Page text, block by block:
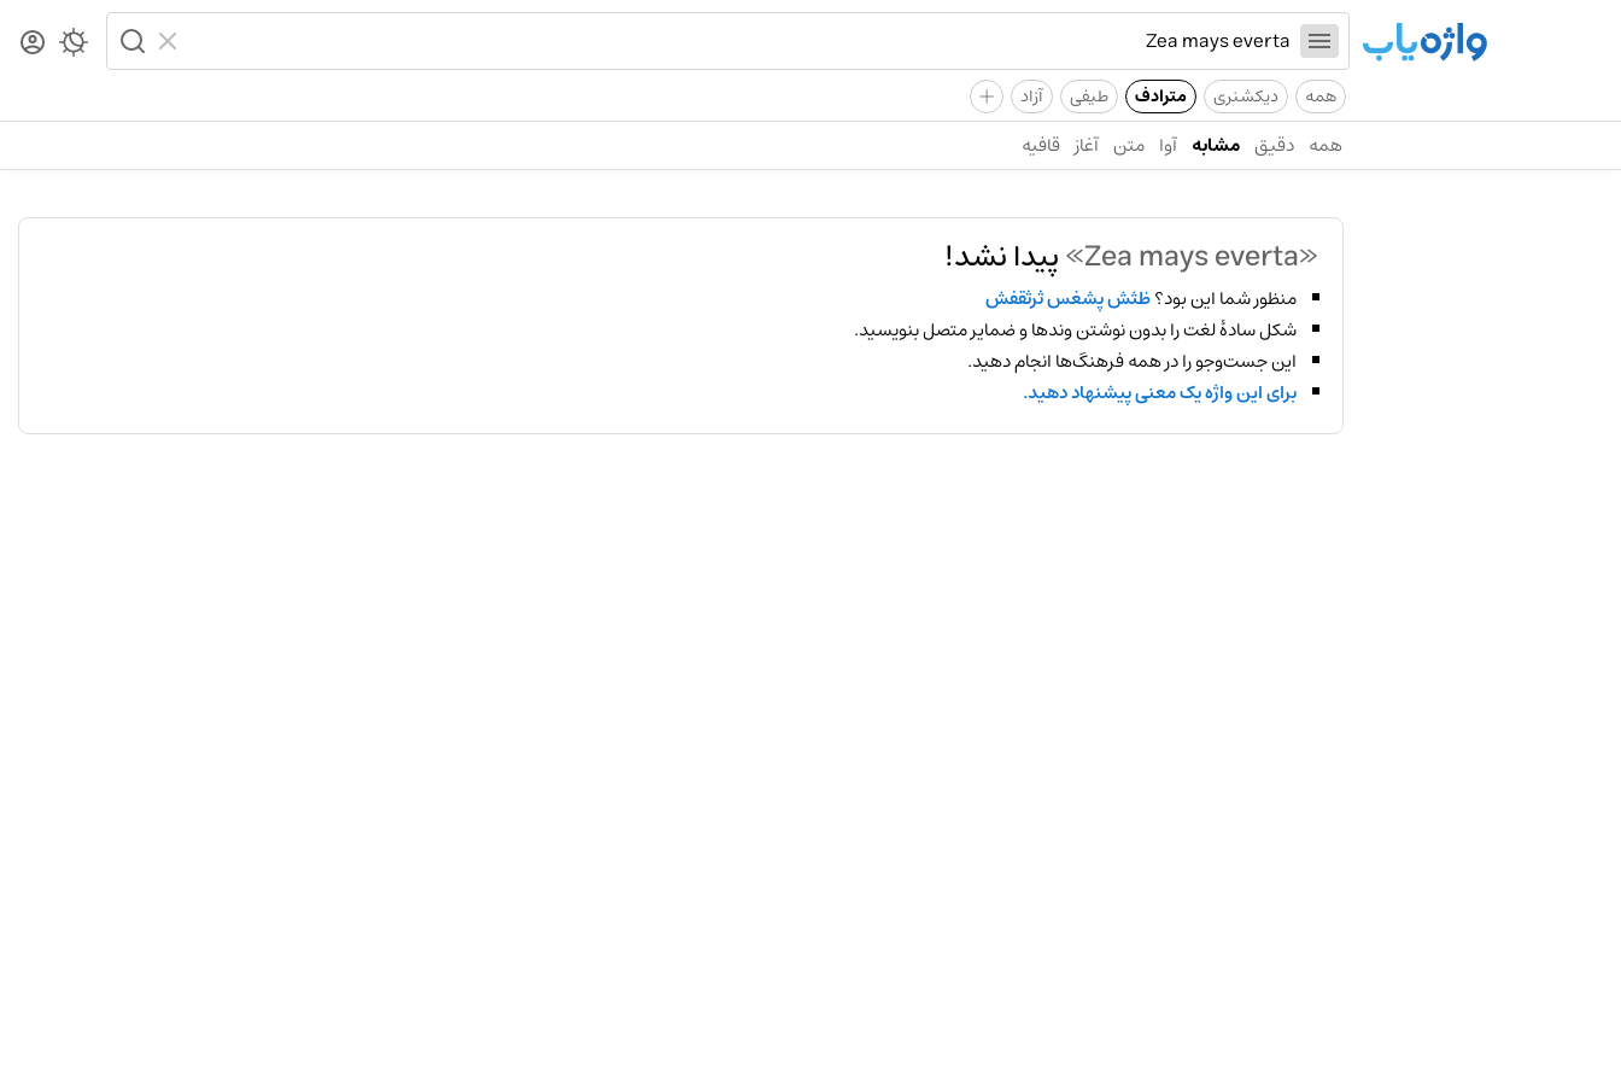
همه دیکشنری مترادف طیفی آزاد +
همه دقیق مشابه آوا متن آغاز قافیه
«Zea mays everta» پیدا نشد!
منظور شما این بود؟ظثش پشغس ثرثقفش
شکل سادهٔ لغت را بدون نوشتن وندها و ضمایر متصل بنویسید.
این جست‌وجو را در همه فرهنگ‌ها انجام دهید.
برای این واژه یک معنی پیشنهاد دهید.